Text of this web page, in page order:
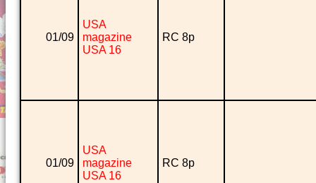
01/09
USA
magazine
USA 16
RC 8p
01/09
USA
magazine
USA 16
RC 8p